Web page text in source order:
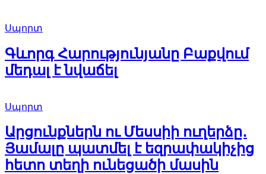
Սպորտ
Գևորգ Հարությունյանը Բաքվում
մեդալ է նվաճել
Սպորտ
Արցունքներն ու Մեսսիի ուղերձը․
Յամալը պատմել է եզրափակիչից
հետո տեղի ունեցածի մասին